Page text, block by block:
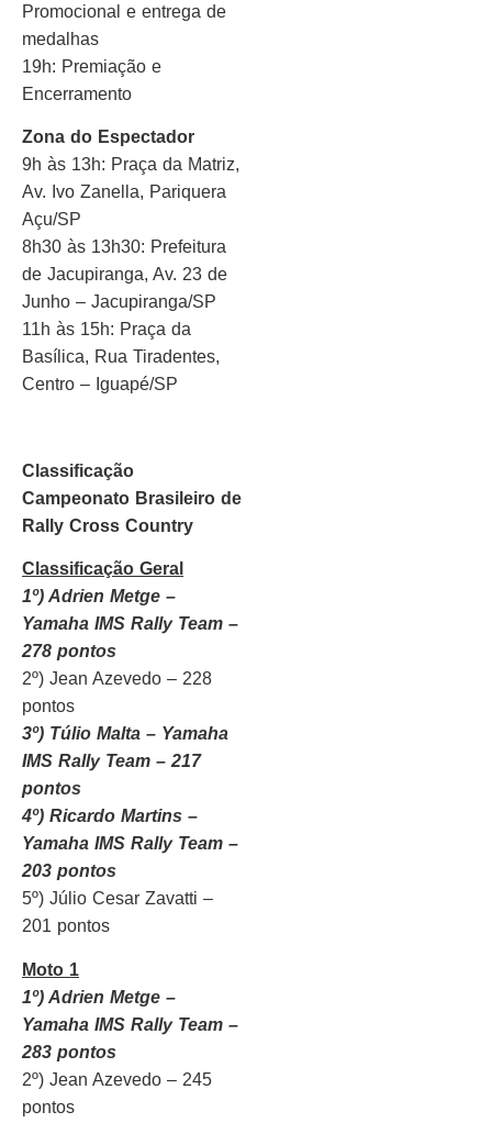
Promocional e entrega de
medalhas
19h: Premiação e
Encerramento
Zona do Espectador
9h às 13h: Praça da Matriz,
Av. Ivo Zanella, Pariquera
Açu/SP
8h30 às 13h30: Prefeitura
de Jacupiranga, Av. 23 de
Junho – Jacupiranga/SP
11h às 15h: Praça da
Basílica, Rua Tiradentes,
Centro – Iguapé/SP
Classificação
Campeonato Brasileiro de
Rally Cross Country
Classificação Geral
1º) Adrien Metge –
Yamaha IMS Rally Team –
278 pontos
2º) Jean Azevedo – 228
pontos
3º) Túlio Malta – Yamaha
IMS Rally Team – 217
pontos
4º) Ricardo Martins –
Yamaha IMS Rally Team –
203 pontos
5º) Júlio Cesar Zavatti –
201 pontos
Moto 1
1º) Adrien Metge –
Yamaha IMS Rally Team –
283 pontos
2º) Jean Azevedo – 245
pontos